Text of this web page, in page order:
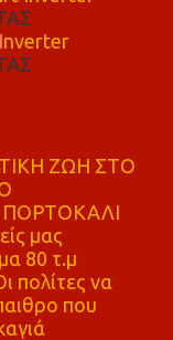
ΖΩΗ ΣΤΟ
ΠΟΡΤΟΚΑΛΙ
μας
80 τ.μ
να
που